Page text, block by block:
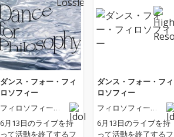
ダンス・フォー・フィ
ロソフィー
フィロソフィーの
6月13日のライブを持
って活動を終了するフ
ダンス・フォー・フィ
ロソフィー
フィロソフィーの
6月13日のライブを持
って活動を終了するフ